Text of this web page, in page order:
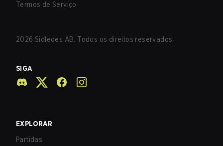
Termos de Serviço
2026 Sidledes AB. Todos os direitos reservados.
SIGA
EXPLORAR
Partidas